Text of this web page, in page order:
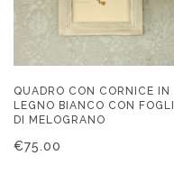
QUADRO CON CORNICE IN
LEGNO BIANCO CON
DI MELOGRANO
€75.00